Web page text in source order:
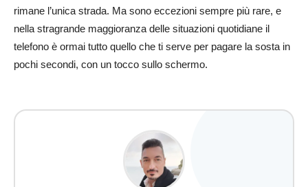
rimane l’unica strada. Ma sono eccezioni sempre più rare, e
nella stragrande maggioranza delle situazioni quotidiane il
telefono è ormai tutto quello che ti serve per pagare la sosta in
pochi secondi, con un tocco sullo schermo.